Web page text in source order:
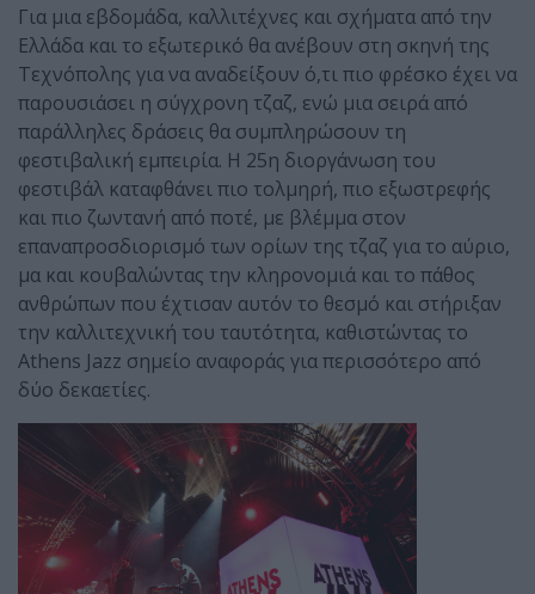
Για μια εβδομάδα, καλλιτέχνες και σχήματα από την
Ελλάδα και το εξωτερικό θα ανέβουν στη σκηνή της
Τεχνόπολης για να αναδείξουν ό,τι πιο φρέσκο έχει να
παρουσιάσει η σύγχρονη τζαζ, ενώ μια σειρά από
παράλληλες δράσεις θα συμπληρώσουν τη
φεστιβαλική εμπειρία. Η 25η διοργάνωση του
φεστιβάλ καταφθάνει πιο τολμηρή, πιο εξωστρεφής
και πιο ζωντανή από ποτέ, με βλέμμα στον
επαναπροσδιορισμό των ορίων της τζαζ για το αύριο,
μα και κουβαλώντας την κληρονομιά και το πάθος
ανθρώπων που έχτισαν αυτόν το θεσμό και στήριξαν
την καλλιτεχνική του ταυτότητα, καθιστώντας το
Athens Jazz σημείο αναφοράς για περισσότερο από
δύο δεκαετίες.